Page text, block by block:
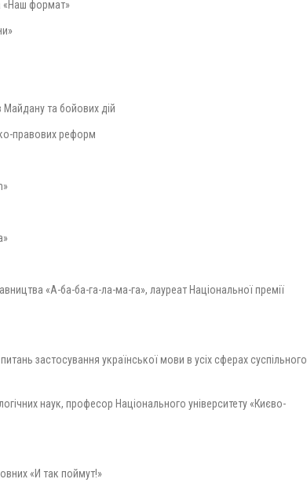
«Наш формат»
Майдану та бойових дій
правових реформ
«А-ба-ба-га-ла-ма-га», лауреат Національної премії
застосування української мови в усіх сферах суспільного
наук, професор Національного університету «Києво-
«И так поймут!»